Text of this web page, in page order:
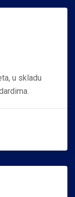
u skladu